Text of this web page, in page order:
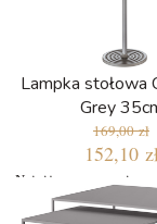
Lampka stołowa
Grey
169,00 zł
152,10
Najniższa cena w ciągu
dni: 169,00 zł